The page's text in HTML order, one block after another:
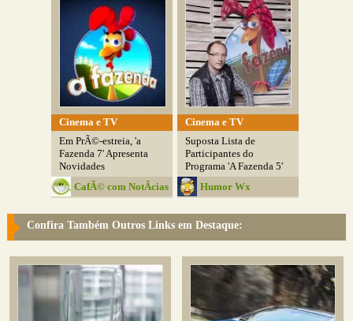
Cinema e TV
Em PrÃ©-estreia, 'a
Fazenda 7' Apresenta
Novidades
CafÃ© com NotÃ­cias
Cinema e TV
Suposta Lista de
Participantes do
Programa 'A Fazenda 5'
Humor Wx
Confira Também Outros Links em Destaque: